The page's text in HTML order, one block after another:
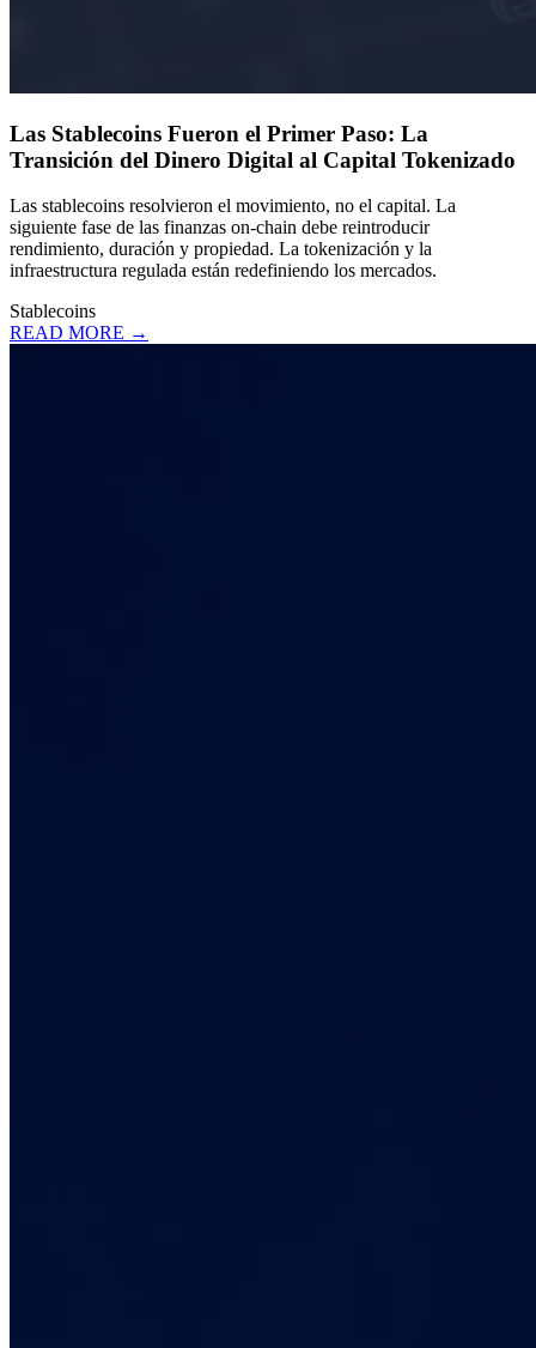
Las Stablecoins Fueron el Primer Paso: La
Transición del Dinero Digital al Capital Tokenizado
Las stablecoins resolvieron el movimiento, no el capital. La
siguiente fase de las finanzas on-chain debe reintroducir
rendimiento, duración y propiedad. La tokenización y la
infraestructura regulada están redefiniendo los mercados.
Stablecoins
READ MORE →